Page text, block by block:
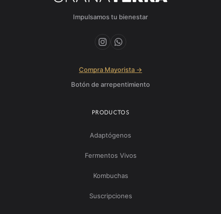
Impulsamos tu bienestar
Compra Mayorista →
Botón de arrepentimiento
PRODUCTOS
Adaptógenos
Fermentos Vivos
Kombuchas
Suscripciones